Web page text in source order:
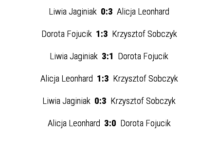
Liwia Jaginiak 0:3 Alicja Leonhard
Dorota Fojucik 1:3 Krzysztof Sobczyk
Liwia Jaginiak 3:1 Dorota Fojucik
Alicja Leonhard 1:3 Krzysztof Sobczyk
Liwia Jaginiak 0:3 Krzysztof Sobczyk
Alicja Leonhard 3:0 Dorota Fojucik